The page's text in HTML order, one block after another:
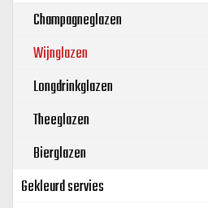
Champagneglazen
Wijnglazen
Longdrinkglazen
Theeglazen
Bierglazen
Gekleurd servies